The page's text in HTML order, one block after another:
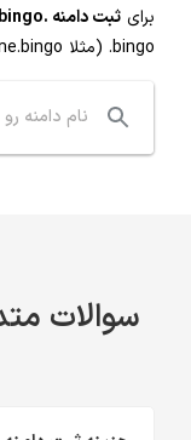
برای ثبت دامنه .bingo
.bingo (مثلا myname.bingo) رو در کادر زیر جستجو کنید
سوالات